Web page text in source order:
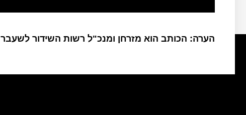
הערה: הכותב הוא מזרחן ומנכ"ל רשות השידור לשעבר